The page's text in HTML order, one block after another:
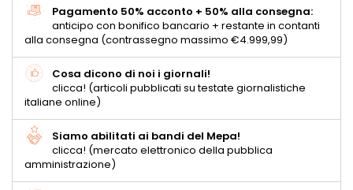
Pagamento 50% acconto + 50% alla consegna:
anticipo con bonifico bancario + restante in contanti
alla consegna (contrassegno massimo €4.999,99)
Cosa dicono di noi i giornali!
clicca! (articoli pubblicati su testate giornalistiche
italiane online)
Siamo abilitati ai bandi del Mepa!
clicca! (mercato elettronico della pubblica
amministrazione)